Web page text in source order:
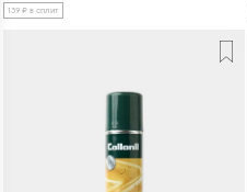
139 ₽ в сплит